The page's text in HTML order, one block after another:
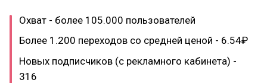
Охват - более 105.000 пользователей
Более 1.200 переходов со средней ценой - 6.54₽
Новых подписчиков (с рекламного кабинета) -
316